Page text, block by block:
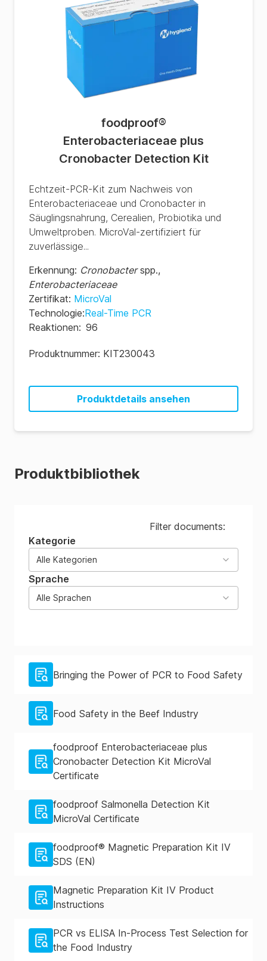
foodproof®
Enterobacteriaceae plus
Cronobacter Detection Kit
Echtzeit-PCR-Kit zum Nachweis von
Enterobacteriaceae und Cronobacter in
Säuglingsnahrung, Cerealien, Probiotika und
Umweltproben. MicroVal-zertifiziert für
zuverlässige...
Erkennung: Cronobacterspp.,
Enterobacteriaceae
Zertifikat: MicroVal
Technologie:Real-Time PCR
Reaktionen: 96
Produktnummer: KIT230043
Produktdetails ansehen
Produktbibliothek
Filter documents:
Kategorie
Alle Kategorien
Sprache
Alle Sprachen
Bringing the Power of PCR to Food Safety
Food Safety in the Beef Industry
foodproof Enterobacteriaceae plus
Cronobacter Detection Kit MicroVal
Certificate
foodproof Salmonella Detection Kit
MicroVal Certificate
foodproof® Magnetic Preparation Kit IV
SDS (EN)
Magnetic Preparation Kit IV Product
Instructions
PCR vs ELISA In-Process Test Selection for
the Food Industry